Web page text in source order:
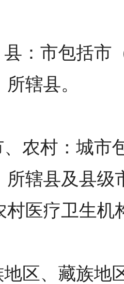
：市包括市
所辖县。
农村：城市
所辖县及县
村医疗卫生机
区、藏族地